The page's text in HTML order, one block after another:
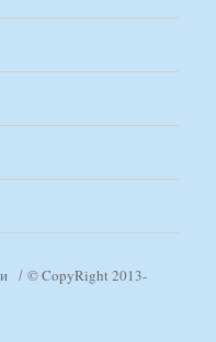
© CopyRight 2013-